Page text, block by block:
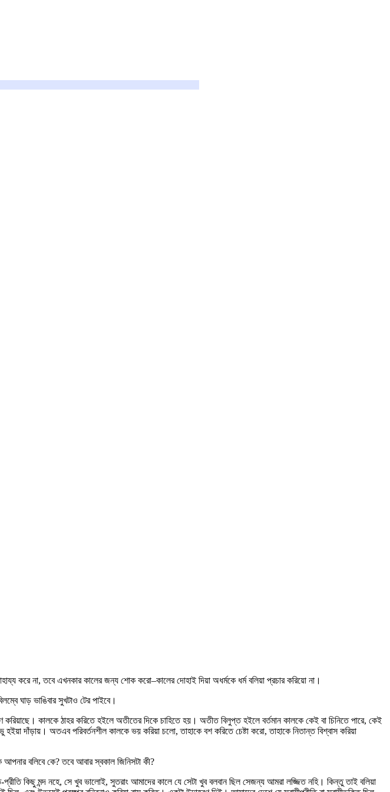
করে না, তবে এখনকার কালের জন্য শোক করো–কালের দোহাই দিয়া অধর্মকে ধর্ম বলিয়া প্রচার করিয়ো না।
ঘাড় ভাঙিবার সুখটাও টের পাইবে।
কালকে ঠাহর করিতে হইলে অতীতের দিকে চাহিতে হয়। অতীত বিলুপ্ত হইলে বর্তমান কালকে কেই বা চিনিতে পারে, কেই
হইয়া দাঁড়ায়। অতএব পরিবর্তনশীল কালকে ভয় করিয়া চলো, তাহাকে বশ করিতে চেষ্টা করো, তাহাকে নিতান্ত বিশ্বাস করিয়া
আপনার বলিবে কে? তবে আবার স্বকাল জিনিসটা কী?
কিছু মন্দ নহে, সে খুব ভালোই, সুতরাং আমাদের কালে যে সেটা খুব বলবান ছিল সেজন্য আমরা লজ্জিত নহি। কিন্তু তাই বলিয়া